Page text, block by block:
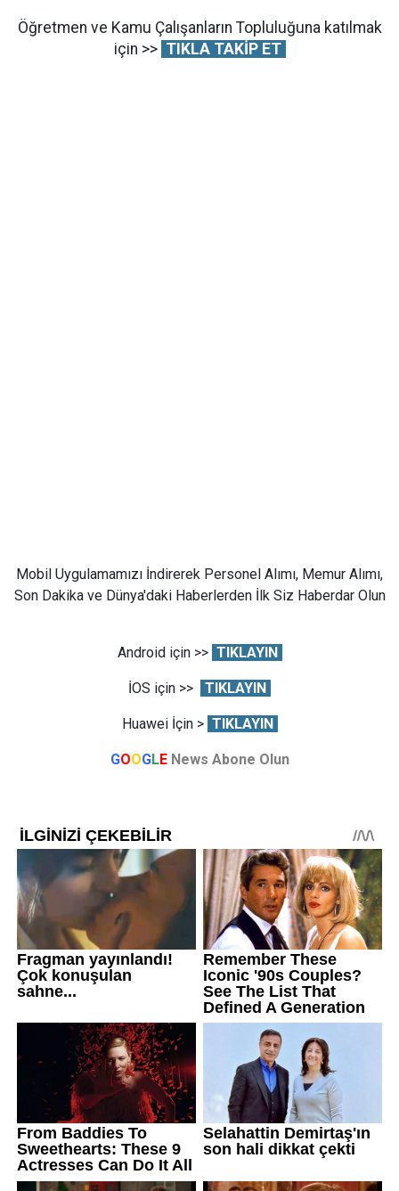
Öğretmen ve Kamu Çalışanların Topluluğuna katılmak
için >> TIKLA TAKİP ET
Mobil Uygulamamızı İndirerek Personel Alımı, Memur Alımı,
Son Dakika ve Dünya'daki Haberlerden İlk Siz Haberdar Olun
Android için >> TIKLAYIN
İOS için >> TIKLAYIN
Huawei İçin > TIKLAYIN
GOOGLE News Abone Olun